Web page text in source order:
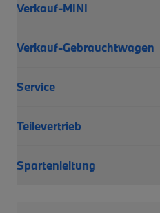
Verkauf-MINI
Verkauf-Gebrauchtwagen
Service
Teilevertrieb
Spartenleitung